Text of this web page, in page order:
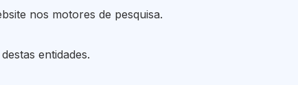
nos motores de pesquisa.
entidades.